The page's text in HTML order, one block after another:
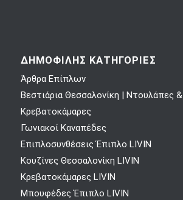
ΔΗΜΟΦΙΛΗΣ ΚΑΤΗΓΟΡΙΕΣ
Άρθρα Επίπλων
Βεστιάρια Θεσσαλονίκη | Ντουλάπες &
Κρεβατοκάμαρες
Γωνιακοί Καναπέδες
Επιπλοσυνθέσεις Έπιπλο LIVIN
Κουζίνες Θεσσαλονίκη LIVIN
Κρεβατοκάμαρες LIVIN
Μπουφέδες Έπιπλο LIVIN